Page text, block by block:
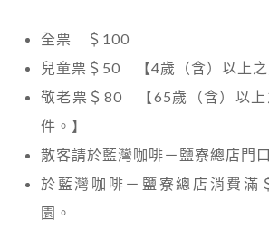
全票 ＄100
兒童票＄50 【4歲（含）以上之
敬老票＄80 【65歲（含）以上
件。】
散客請於藍灣咖啡－鹽寮總店門
於藍灣咖啡－鹽寮總店消費滿
園。